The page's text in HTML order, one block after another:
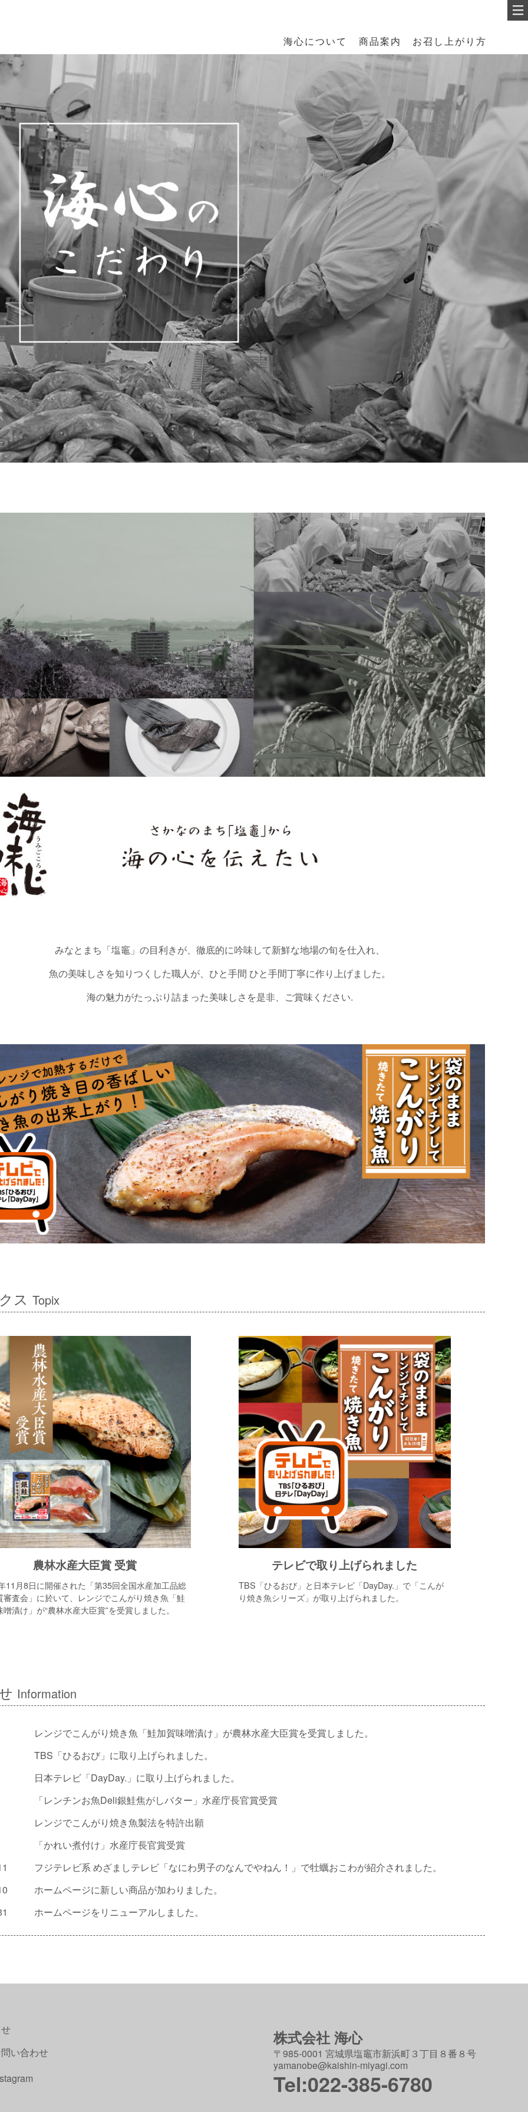
お召し上がり方
商品案内
海心について
みなとまち「塩竈」の目利きが、徹底的に吟味して新鮮な地場の旬を仕入れ、
魚の美味しさを知りつくした職人が、ひと手間 ひと手間丁寧に作り上げました。
海の魅力がたっぷり詰まった美味しさを是非、ご賞味ください.
ス Topix
農林水産大臣賞 受賞
11月8日に開催された「第35回全国水産加工品総
審査会」に於いて、レンジでこんがり焼き魚「鮭
漬け」が“農林水産大臣賞”を受賞しました。
テレビで取り上げられました
TBS「ひるおび」と日本テレビ「DayDay.」で「こんが
り焼き魚シリーズ」が取り上げられました。
Information
レンジでこんがり焼き魚「鮭加賀味噌漬け」が農林水産大臣賞を受賞しました。
TBS「ひるおび」に取り上げられました。
日本テレビ「DayDay.」に取り上げられました。
「レンチンお魚Deli銀鮭焦がしバター」水産庁長官賞受賞
レンジでこんがり焼き魚製法を特許出願
「かれい煮付け」水産庁長官賞受賞
フジテレビ系 めざましテレビ「なにわ男子のなんでやねん！」で牡蠣おこわが紹介されました。
ホームページに新しい商品が加わりました。
ホームページをリニューアルしました。
い合わせ
株式会社 海心
〒985-0001 宮城県塩竈市新浜町３丁目８番８号
yamanobe@kaishin-miyagi.com
Tel:022-385-6780